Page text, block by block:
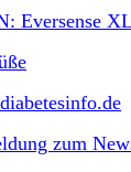
Eversense
zum